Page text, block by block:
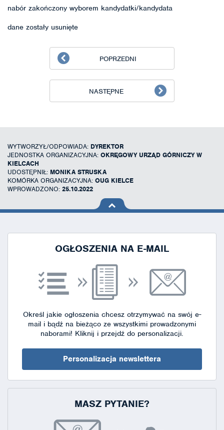
nabór zakończony wyborem kandydatki/kandydata
dane zostały usunięte
POPRZEDNI
NASTĘPNE
WYTWORZYŁ/ODPOWIADA: DYREKTOR
JEDNOSTKA ORGANIZACYJNA: OKRĘGOWY URZĄD GÓRNICZY W
KIELCACH
UDOSTĘPNIŁ: MONIKA STRUSKA
KOMÓRKA ORGANIZACYJNA: OUG KIELCE
WPROWADZONO: 25.10.2022
na górę
OGŁOSZENIA NA E-MAIL
Określ jakie ogłoszenia chcesz otrzymywać na swój e-
mail i bądź na bieżąco ze wszystkimi prowadzonymi
naborami! Kliknij i przejdź do personalizacji.
Personalizacja newslettera
MASZ PYTANIE?